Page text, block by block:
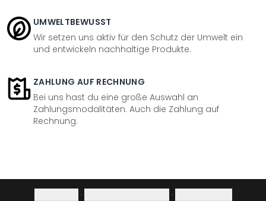
UMWELTBEWUSST
Wir setzen uns aktiv für den Schutz der Umwelt ein
und entwickeln nachhaltige Produkte.
ZAHLUNG AUF RECHNUNG
Bei uns hast du eine große Auswahl an
Zahlungsmodalitäten. Auch die Zahlung auf
Rechnung.
· ·